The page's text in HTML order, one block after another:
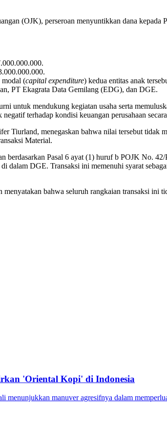
(OJK), perseroan menyuntikkan dana
modal (capital expenditure) kedua entitas anak
PT Ekagrata Data Gemilang (EDG), dan DGE.
untuk mendukung kegiatan usaha serta
terhadap kondisi keuangan perusahaan
Tiurland, menegaskan bahwa nilai tersebut tidak
Material.
Pasal 6 ayat (1) huruf b POJK No.
DGE. Transaksi ini memenuhi syarat
bahwa seluruh rangkaian transaksi ini
'Oriental Kopi' di Indonesia
manuver agresifnya dalam